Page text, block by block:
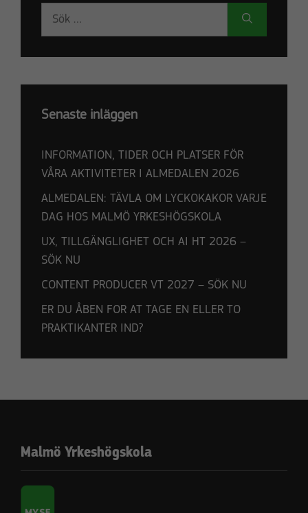
Sök
Senaste inläggen
INFORMATION, TIDER OCH PLATSER FÖR
VÅRA AKTIVITETER I ALMEDALEN 2026
ALMEDALEN: TÄVLA OM LYCKOKAKOR VARJE
DAG HOS MALMÖ YRKESHÖGSKOLA
UX, TILLGÄNGLIGHET OCH AI HT 2026 –
SÖK NU
CONTENT PRODUCER VT 2027 – SÖK NU
ER DU ÅBEN FOR AT TAGE EN ELLER TO
PRAKTIKANTER IND?
Malmö Yrkeshögskola